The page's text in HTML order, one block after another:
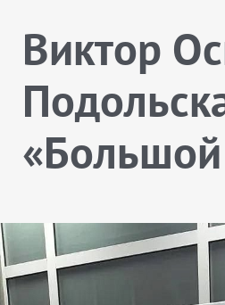
Виктор